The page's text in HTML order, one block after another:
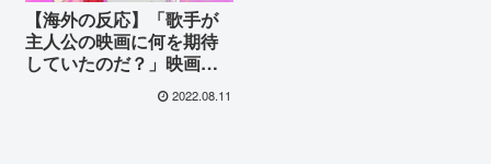
【海外の反応】「歌手が
主人公の映画に何を期待
していたのだ？」映画
『ONE PIECE FILM
RED』（ワンピース フィ
2022.08.11